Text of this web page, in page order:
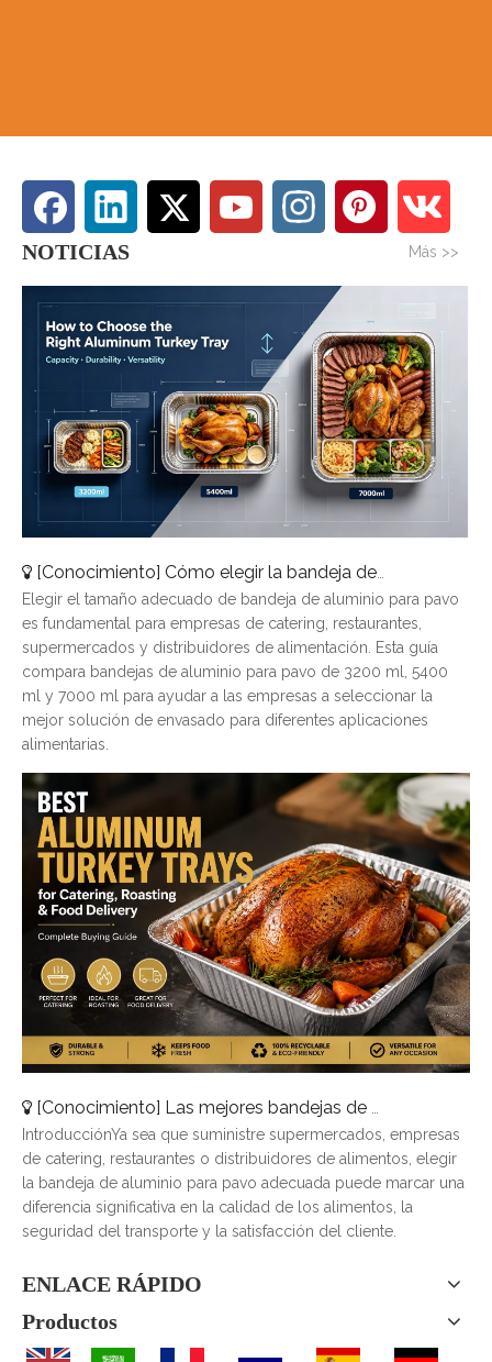
NOTICIAS Más >>
[Conocimiento] Cómo elegir la bandeja de aluminio para pavo adecuada: una guía de tamaños completa
Elegir el tamaño adecuado de bandeja de aluminio para pavo
es fundamental para empresas de catering, restaurantes,
supermercados y distribuidores de alimentación. Esta guía
compara bandejas de aluminio para pavo de 3200 ml, 5400
ml y 7000 ml para ayudar a las empresas a seleccionar la
mejor solución de envasado para diferentes aplicaciones
alimentarias.
[Conocimiento] Las mejores bandejas de pavo de aluminio para catering, asado y entrega de alimentos
IntroducciónYa sea que suministre supermercados, empresas
de catering, restaurantes o distribuidores de alimentos, elegir
la bandeja de aluminio para pavo adecuada puede marcar una
diferencia significativa en la calidad de los alimentos, la
seguridad del transporte y la satisfacción del cliente.
ENLACE RÁPIDO
Productos